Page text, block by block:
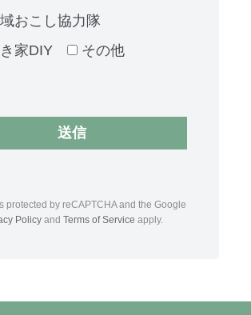
おこし協力隊
家DIY
その他
protected by reCAPTCHA and the Google
Policy and Terms of Service apply.